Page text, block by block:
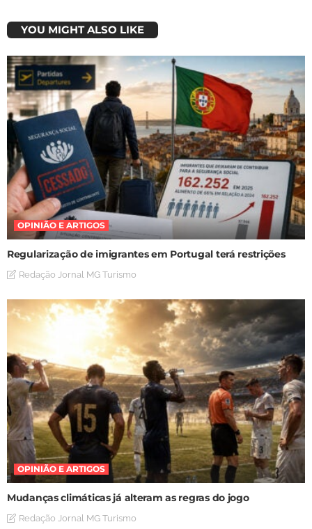
YOU MIGHT ALSO LIKE
OPINIÃO E ARTIGOS
Regularização de imigrantes em Portugal terá restrições
Redação Jornal MG Turismo
OPINIÃO E ARTIGOS
Mudanças climáticas já alteram as regras do jogo
Redação Jornal MG Turismo